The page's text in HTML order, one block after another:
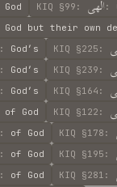
God KIQ §99 : الهی :
God but their own
: God’s KIQ §225 :
: God’s KIQ §239 :
: God’s KIQ §164 :
of God KIQ §122 :
: of God KIQ §178 :
: of God KIQ §195 :
: of God KIQ §281 :